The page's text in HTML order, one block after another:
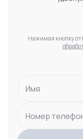
Нажимая кнопку
Имя
Номер